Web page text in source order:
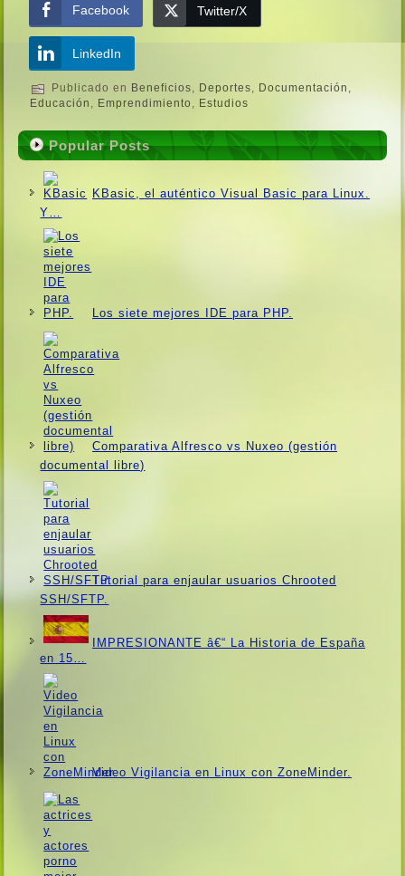
Facebook Twitter/X
LinkedIn
Publicado en Beneficios, Deportes, Documentación ,
Educación , Emprendimiento , Estudios
Popular Posts
KBasic, el auténtico Visual Basic para Linux.
Y…
Los siete mejores IDE para PHP.
Comparativa Alfresco vs Nuxeo (gestión
documental libre)
Tutorial para enjaular usuarios Chrooted
SSH/SFTP.
IMPRESIONANTE â€“ La Historia de España
en 15…
Video Vigilancia en Linux con ZoneMinder.